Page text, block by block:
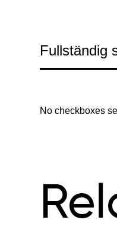
Fullständig
No checkboxes